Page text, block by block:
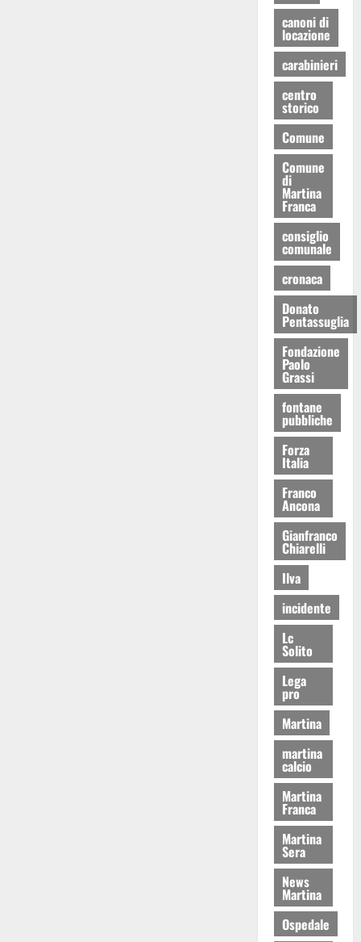
canoni di
locazione
carabinieri
centro
storico
Comune
Comune
di
Martina
Franca
consiglio
comunale
cronaca
Donato
Pentassuglia
Fondazione
Paolo
Grassi
fontane
pubbliche
Forza
Italia
Franco
Ancona
Gianfranco
Chiarelli
Ilva
incidente
Lc
Solito
Lega
pro
Martina
martina
calcio
Martina
Franca
Martina
Sera
News
Martina
Ospedale